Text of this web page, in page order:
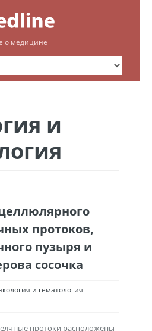
о медицине
и
протоков,
пузыря и
сосочка
и гематология
протоки расположены